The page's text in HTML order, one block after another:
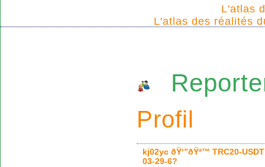
L'atlas
L'atlas des réalités
Profil
kj02yc ðŸ‘”ðŸª™ TRC20-
03-29-6?